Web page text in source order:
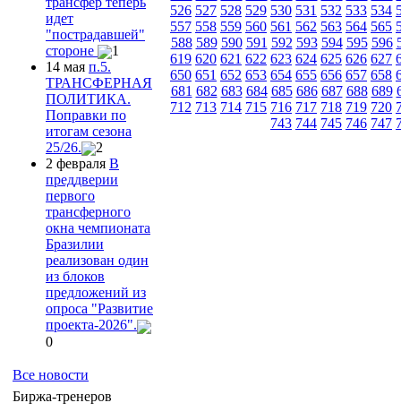
идет
"пострадавшей"
стороне
1
14 мая п.5.
ТРАНСФЕРНАЯ
ПОЛИТИКА.
Поправки по
итогам сезона
25/26.
2
2 февраля В
преддверии
первого
трансферного
окна чемпионата
Бразилии
реализован один
из блоков
предложений из
опроса "Развитие
проекта-2026".
0
Все новости
Биржа-тренеров
526 527 528 529 530 531 532 533 534
557 558 559 560 561 562 563 564 565
588 589 590 591 592 593 594 595 596
619 620 621 622 623 624 625 626 627
650 651 652 653 654 655 656 657 658
681 682 683 684 685 686 687 688 689
712 713 714 715 716 717 718 719 720
743 744 745 746 747